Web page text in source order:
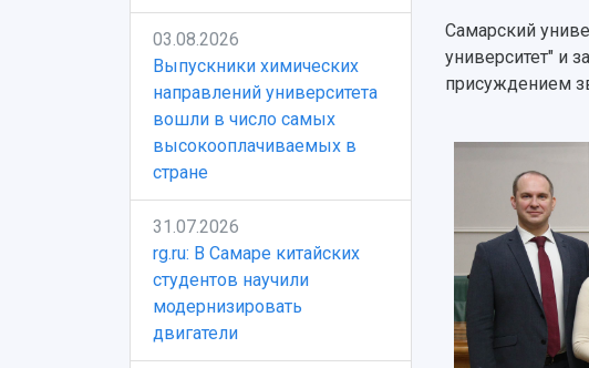
03.08.2026
Выпускники химических
направлений университета
вошли в число самых
высокооплачиваемых в
стране
31.07.2026
rg.ru: В Самаре китайских
студентов научили
модернизировать
двигатели
Самарский
университет" и
присуждением